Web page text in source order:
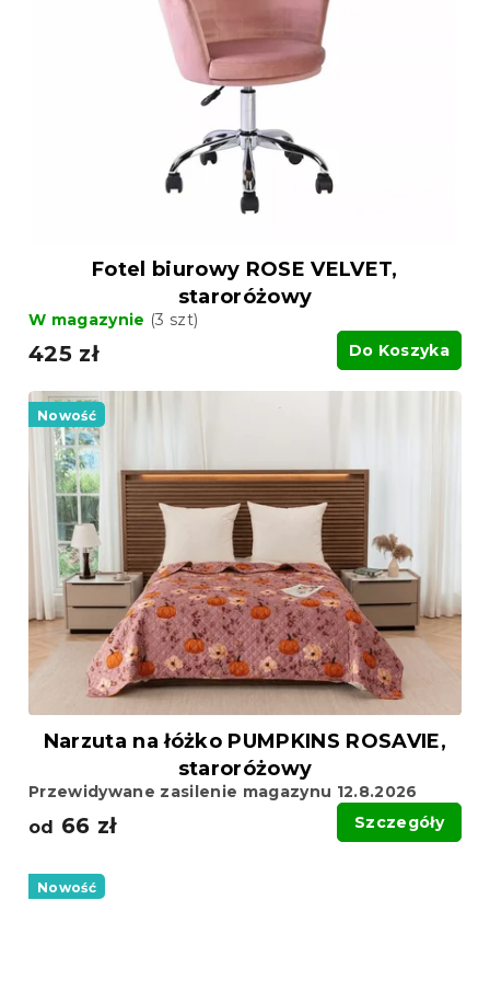
Fotel biurowy ROSE VELVET,
staroróżowy
W magazynie (3 szt)
425 zł Do Koszyka
Nowość
Narzuta na łóżko PUMPKINS ROSAVIE,
staroróżowy
Przewidywane zasilenie magazynu 12.8.2026
od 66 zł Szczegóły
Nowość